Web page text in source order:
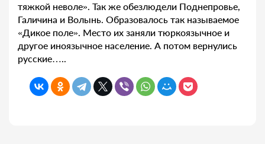
тяжкой неволе». Так же обезлюдели Поднепровье,
Галичина и Волынь. Образовалось так называемое
«Дикое поле». Место их заняли тюркоязычное и
другое иноязычное население. А потом вернулись
русские…..